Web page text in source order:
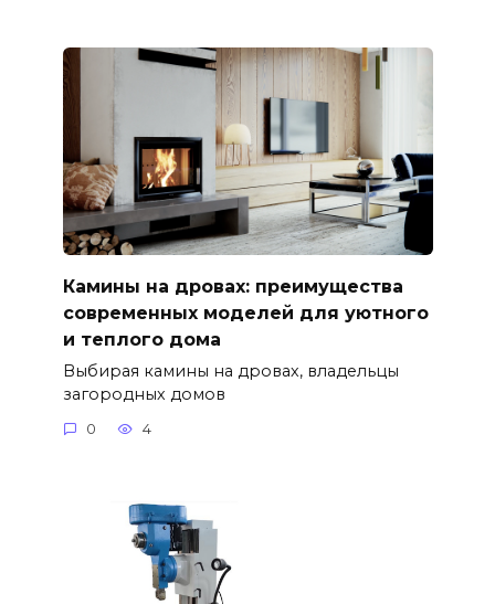
Камины на дровах: преимущества
современных моделей для уютного
и теплого дома
Выбирая камины на дровах, владельцы
загородных домов
0 4